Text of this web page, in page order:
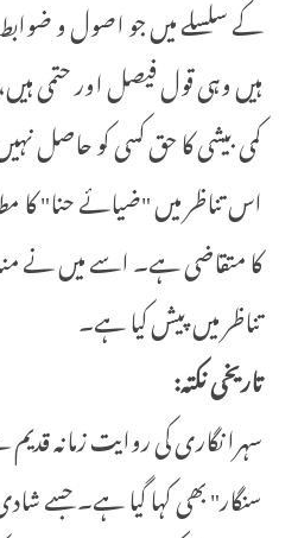
کے سلسلے میں جو اصول و
ہیں وہی قول فیصل اور حتمی
کمی بیشی کا حق کسی کو حاصل
اس تناظر میں "ضیائے حنا"
کا متقاضی ہے۔ اسے میں نے
تناظر میں پیش کیا ہے۔
تاریخی نکتہ:
سہرا نگاری کی روایت زمانہ
سنگار" بھی کہا گیا ہے۔ جسے